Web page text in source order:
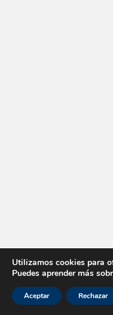
Utilizamos cookies para
Puedes aprender más
Aceptar Rechazar